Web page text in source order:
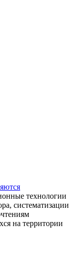
технологии
систематизации
на территории